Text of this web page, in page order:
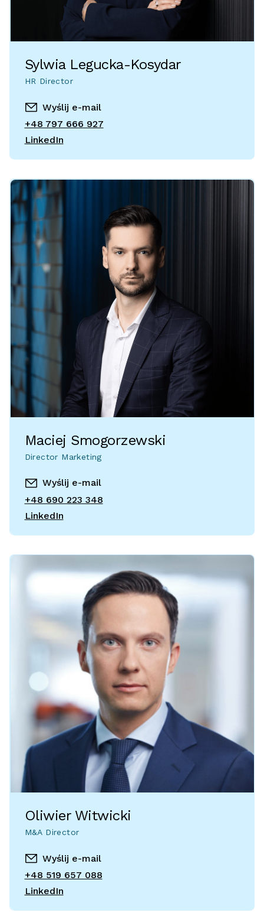
Sylwia Legucka-Kosydar
HR Director
Wyślij e-mail
+48 797 666 927
LinkedIn
Maciej Smogorzewski
Director Marketing
Wyślij e-mail
+48 690 223 348
LinkedIn
Oliwier Witwicki
M&A Director
Wyślij e-mail
+48 519 657 088
LinkedIn